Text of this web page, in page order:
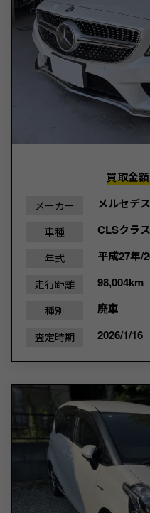
買取金
メーカー メルセデ
車種 CLSクラス
年式 平成27年/
走行距離 98,004km
種別 廃車
査定時期 2026/1/16